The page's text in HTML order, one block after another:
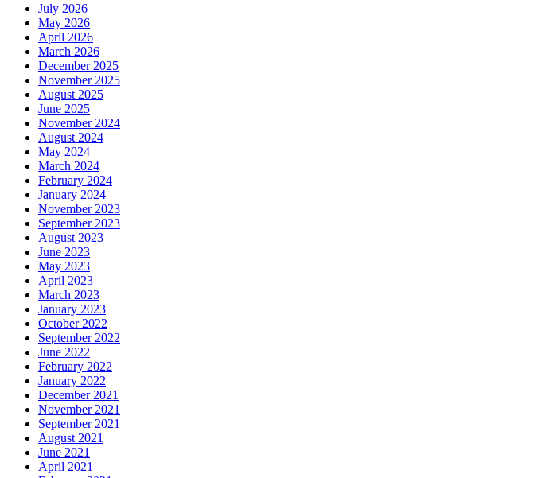
July 2026
May 2026
April 2026
March 2026
December 2025
November 2025
August 2025
June 2025
November 2024
August 2024
May 2024
March 2024
February 2024
January 2024
November 2023
September 2023
August 2023
June 2023
May 2023
April 2023
March 2023
January 2023
October 2022
September 2022
June 2022
February 2022
January 2022
December 2021
November 2021
September 2021
August 2021
June 2021
April 2021